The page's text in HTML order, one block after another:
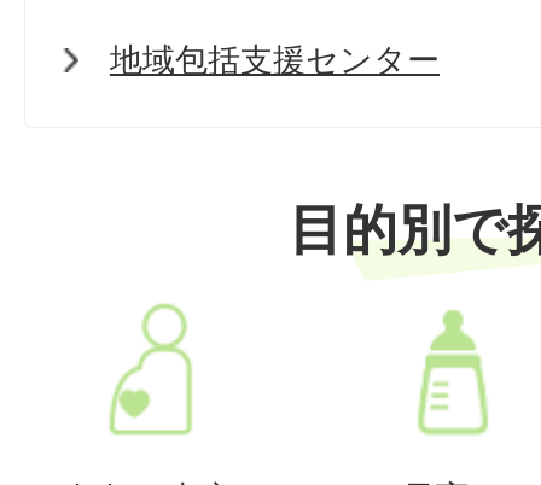
地域包括支援センター
目的別で